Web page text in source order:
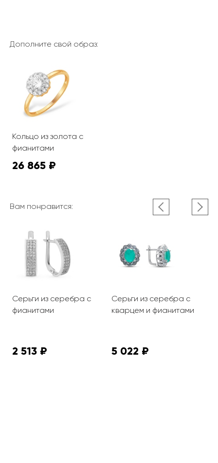
Дополните свой образ:
Кольцо из золота с
фианитами
26 865 ₽
Вам понравится:
Серьги из серебра с
фианитами
2 513 ₽
Серьги из серебра с
кварцем и фианитами
5 022 ₽